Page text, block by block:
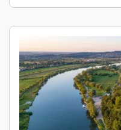
place pour une plus
Centre industriel et
vous attend de pied
mémorable !